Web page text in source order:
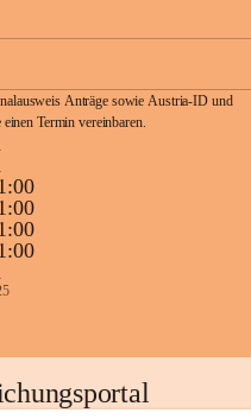
Anträge sowie Austria-ID und
Termin vereinbaren.